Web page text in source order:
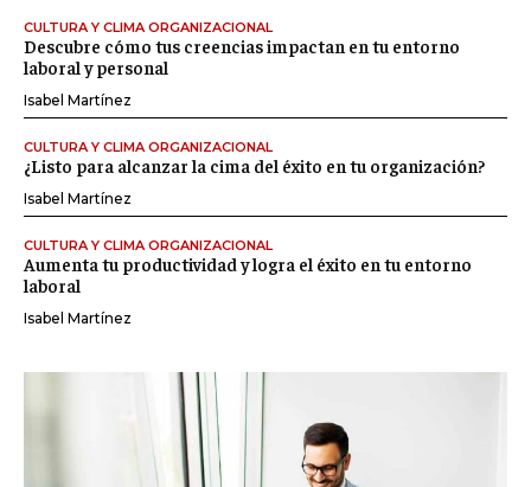
CULTURA Y CLIMA ORGANIZACIONAL
Descubre cómo tus creencias impactan en tu entorno
laboral y personal
Isabel Martínez
CULTURA Y CLIMA ORGANIZACIONAL
¿Listo para alcanzar la cima del éxito en tu organización?
Isabel Martínez
CULTURA Y CLIMA ORGANIZACIONAL
Aumenta tu productividad y logra el éxito en tu entorno
laboral
Isabel Martínez